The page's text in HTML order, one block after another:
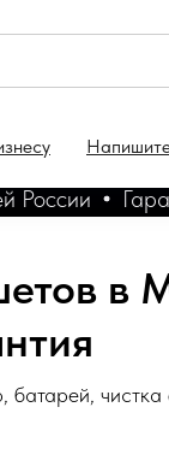
Гарантия на
в
чистка